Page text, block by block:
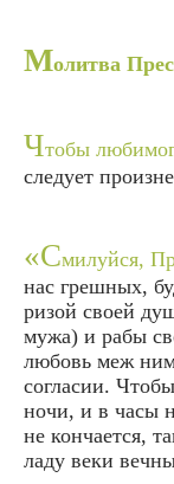
Молитва
Чтобы
следует
«Смилуйся,
нас грешных,
ризой своей
мужа) и рабы
любовь меж
согласии.
ночи, и в часы
не кончается,
ладу веки